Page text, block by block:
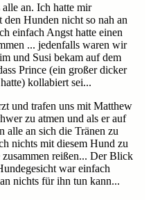
an. Ich hatte mir
den Hunden nicht so nah an
einfach Angst hatte einen
... jedenfalls waren wir
und Susi bekam auf dem
Prince (ein großer dicker
kollabiert sei...
und trafen uns mit Matthew
zu atmen und als er auf
alle an sich die Tränen zu
nichts mit diesem Hund zu
reißen... Der Blick
war einfach
nichts für ihn tun kann...